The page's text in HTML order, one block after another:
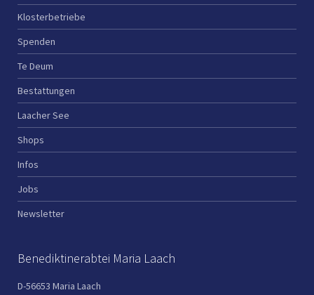
Klosterbetriebe
Spenden
Te Deum
Bestattungen
Laacher See
Shops
Infos
Jobs
Newsletter
Benediktinerabtei Maria Laach
D-56653 Maria Laach